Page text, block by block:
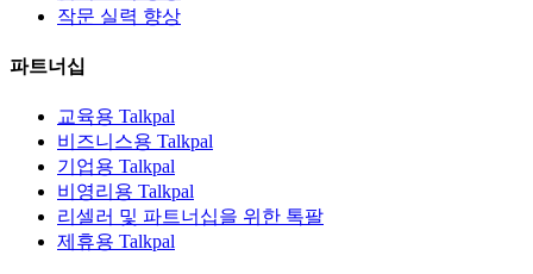
작문 실력 향상
파트너십
교육용 Talkpal
비즈니스용 Talkpal
기업용 Talkpal
비영리용 Talkpal
리셀러 및 파트너십을 위한 톡팔
제휴용 Talkpal